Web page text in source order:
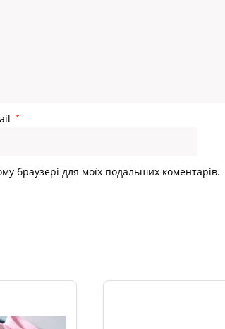
*
браузері для моїх подальших коментарів.